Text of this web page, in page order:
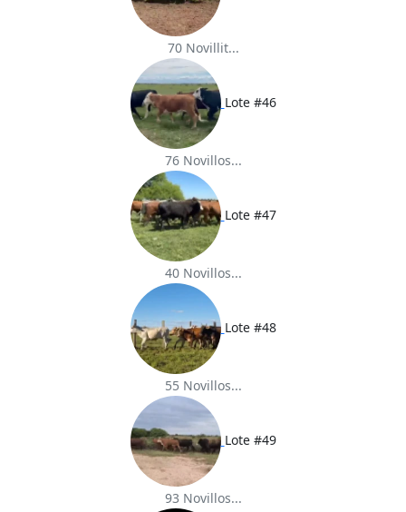
70 Novillit...
Lote #46
76 Novillos...
Lote #47
40 Novillos...
Lote #48
55 Novillos...
Lote #49
93 Novillos...